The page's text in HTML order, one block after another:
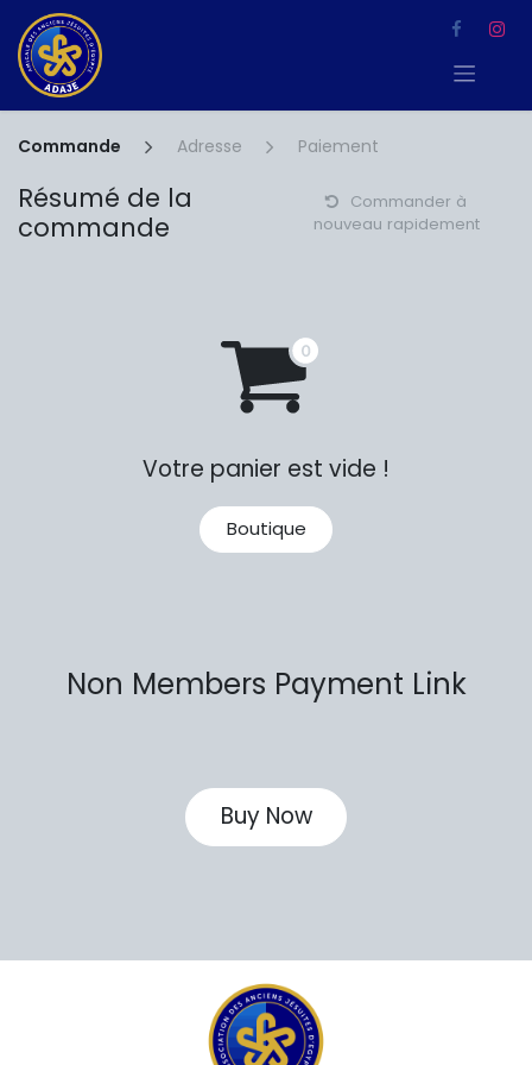
Se rendre au contenu
Commande Adresse Paiement
Résumé de la
commande
Commander à
nouveau rapidement
Votre panier est vide !
Boutique
Non Members Payment Link
Buy Now